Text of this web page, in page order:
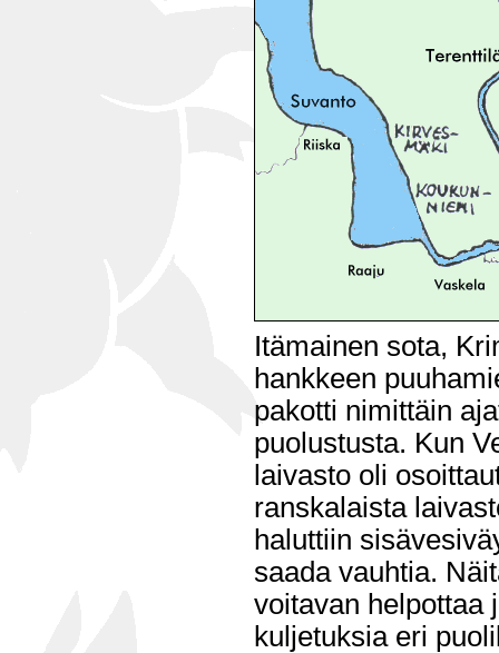
Itämainen sota,
hankkeen
pakotti nimittäin
puolustusta. Kun
laivasto oli
ranskalaista
haluttiin
saada vauhtia.
voitavan helpottaa
kuljetuksia eri